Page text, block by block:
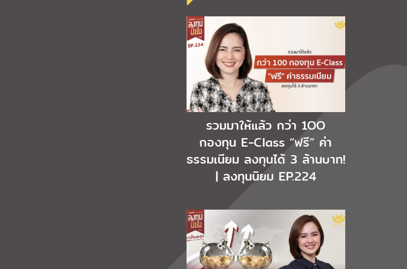
รวมมาให้แล้ว กว่า 1OO
กองทุน E-Class “ฟรี” ค่า
ธรรมเนียม ลงทุนได้ 3 ล้านบาท!
| ลงทุนนิยม EP.224